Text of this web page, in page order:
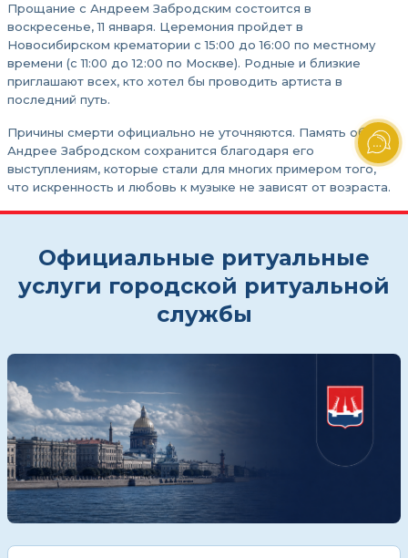
Прощание с Андреем Забродским состоится в
воскресенье, 11 января. Церемония пройдет в
Новосибирском крематории с 15:00 до 16:00 по местному
времени (с 11:00 до 12:00 по Москве). Родные и близкие
приглашают всех, кто хотел бы проводить артиста в
последний путь.
Причины смерти официально не уточняются. Память об
Андрее Забродском сохранится благодаря его
выступлениям, которые стали для многих примером того,
что искренность и любовь к музыке не зависят от возраста.
Официальные ритуальные
услуги городской ритуальной
службы